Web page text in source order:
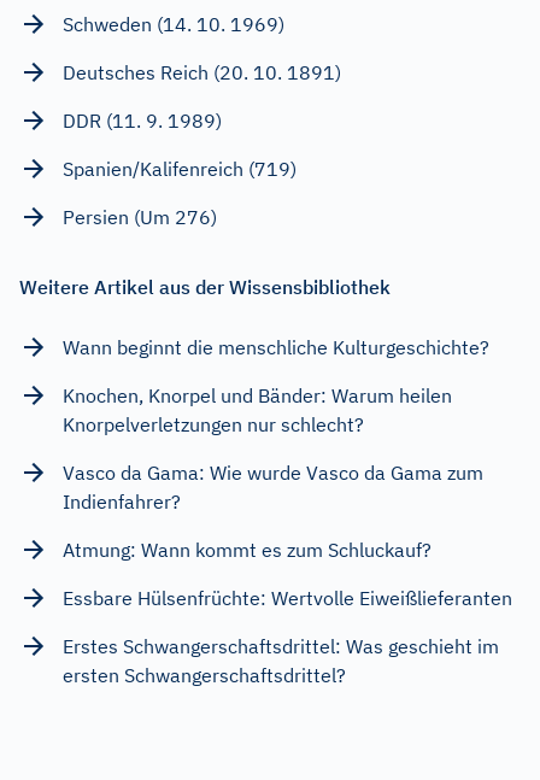
Schweden (14. 10. 1969)
Deutsches Reich (20. 10. 1891)
DDR (11. 9. 1989)
Spanien/Kalifenreich (719)
Persien (Um 276)
Weitere Artikel aus der Wissensbibliothek
Wann beginnt die menschliche Kulturgeschichte?
Knochen, Knorpel und Bänder: Warum heilen
Knorpelverletzungen nur schlecht?
Vasco da Gama: Wie wurde Vasco da Gama zum
Indienfahrer?
Atmung: Wann kommt es zum Schluckauf?
Essbare Hülsenfrüchte: Wertvolle Eiweißlieferanten
Erstes Schwangerschaftsdrittel: Was geschieht im
ersten Schwangerschaftsdrittel?